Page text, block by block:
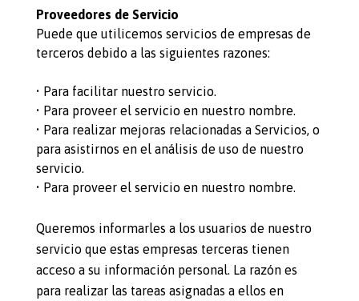
Proveedores de Servicio
Puede que utilicemos servicios de empresas de
terceros debido a las siguientes razones:
• Para facilitar nuestro servicio.
• Para proveer el servicio en nuestro nombre.
• Para realizar mejoras relacionadas a Servicios, o
para asistirnos en el análisis de uso de nuestro
servicio.
• Para proveer el servicio en nuestro nombre.
Queremos informarles a los usuarios de nuestro
servicio que estas empresas terceras tienen
acceso a su información personal. La razón es
para realizar las tareas asignadas a ellos en